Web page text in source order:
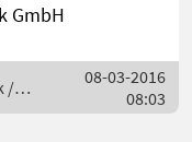
GmbH
/
08-03-2016
08:03